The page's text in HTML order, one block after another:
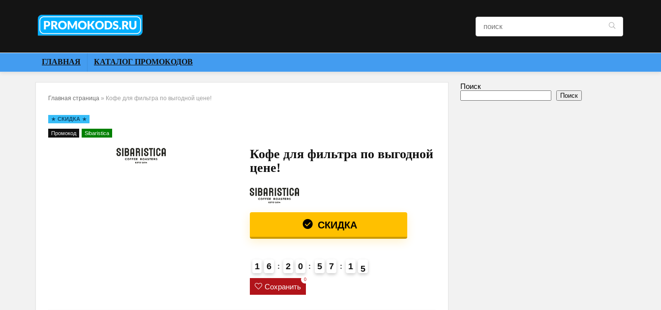
ГЛАВНАЯ КАТАЛОГ ПРОМОКОДОВ
Главная страница » Кофе для фильтра по выгодной цене!
СКИДКА
Промокод Sibaristica
Кофе для фильтра по выгодной
цене!
СКИДКА
1
4
6 2 0 5 7 1
4
Сохранить
0
Поиск
Поиск